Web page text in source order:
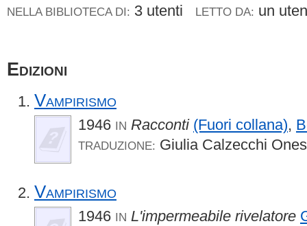
NELLA BIBLIOTECA DI: 3 utenti LETTO DA: un
Edizioni
Vampirismo
1946 IN Racconti (Fuori collana),
TRADUZIONE: Giulia Calzecchi
Vampirismo
1946 IN L'impermeabile rivelatore